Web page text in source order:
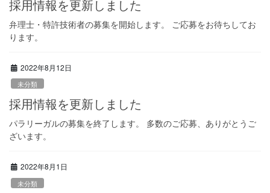
採用情報を更新しました
弁理士・特許技術者の募集を開始します。 ご応募をお待ちしてお
ります。
2022年8月12日
未分類
採用情報を更新しました
パラリーガルの募集を終了します。 多数のご応募、ありがとうご
ざいます。
2022年8月1日
未分類